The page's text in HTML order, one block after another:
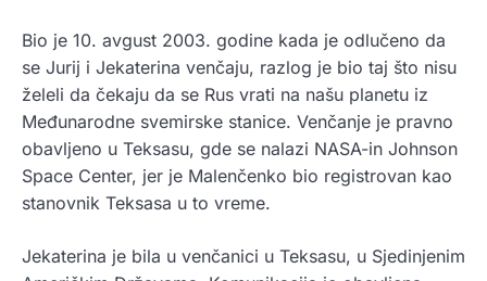
Bio je 10. avgust 2003. godine kada je odlučeno da
se Jurij i Jekaterina venčaju, razlog je bio taj što nisu
želeli da čekaju da se Rus vrati na našu planetu iz
Međunarodne svemirske stanice. Venčanje je pravno
obavljeno u Teksasu, gde se nalazi NASA-in Johnson
Space Center, jer je Malenčenko bio registrovan kao
stanovnik Teksasa u to vreme.
Jekaterina je bila u venčanici u Teksasu, u Sjedinjenim